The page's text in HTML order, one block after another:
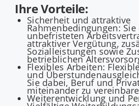
Ihre Vorteile:
Sicherheit und attraktive
Rahmenbedingungen:
unbefristeten
attraktiver Vergütung,
Sozialleistungen sowie
betrieblichen
Flexibles Arbeiten:
und
Sie dabei, Beruf und
miteinander zu
Weiterentwicklung und